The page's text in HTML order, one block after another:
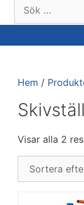
efter:
Hem /
Skivställ
Visar alla 2